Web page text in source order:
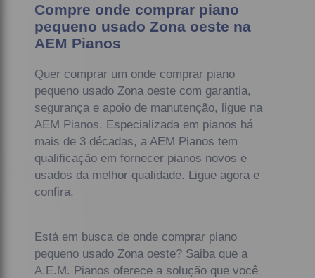
Compre onde comprar piano
pequeno usado Zona oeste na
AEM Pianos
Quer comprar um onde comprar piano
pequeno usado Zona oeste com garantia,
segurança e apoio de manutenção, ligue na
AEM Pianos. Especializada em pianos há
mais de 3 décadas, a AEM Pianos tem
qualificação em fornecer pianos novos e
usados da melhor qualidade. Ligue agora e
confira.
Está em busca de onde comprar piano
pequeno usado Zona oeste? Saiba que a
A.E.M. Pianos oferece a solução que você